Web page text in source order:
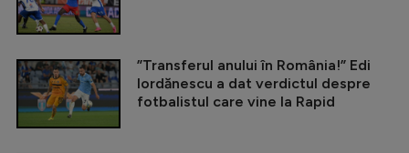
”Transferul anului în România!” Edi
Iordănescu a dat verdictul despre
fotbalistul care vine la Rapid